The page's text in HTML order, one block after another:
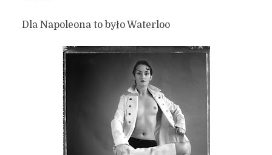
Dla Napoleona to było Waterloo